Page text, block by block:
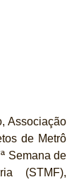
Associação
de Metrô
Semana de
(STMF),